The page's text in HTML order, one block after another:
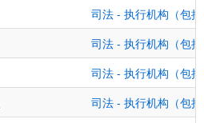
司法 - 执行机构（包
司法 - 执行机构（包
司法 - 执行机构（包
司法 - 执行机构（包